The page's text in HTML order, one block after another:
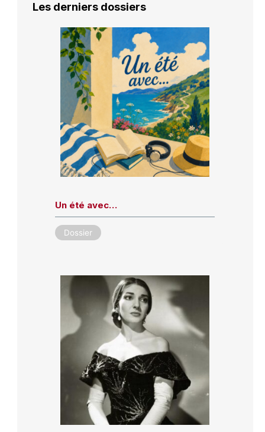
Les derniers dossiers
Un été avec…
Dossier